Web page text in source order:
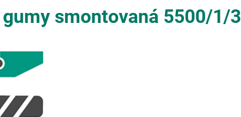
smontovaná 5500/1/3